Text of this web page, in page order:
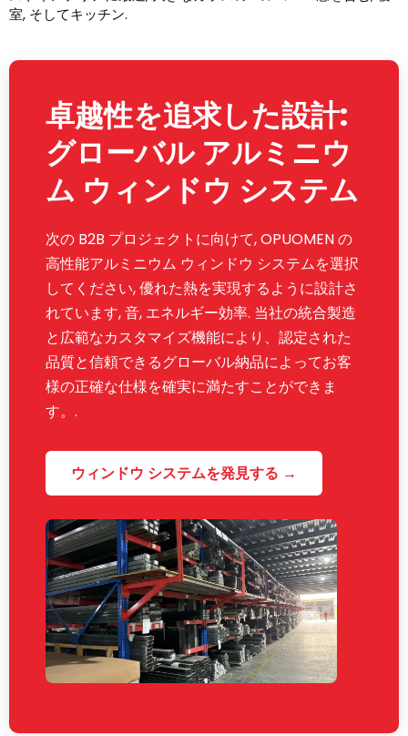
室, そしてキッチン.
卓越性を追求した設計:
グローバル アルミニウ
ム ウィンドウ システム
次の B2B プロジェクトに向けて, OPUOMEN の
高性能アルミニウム ウィンドウ システムを選択
してください, 優れた熱を実現するように設計さ
れています, 音, エネルギー効率. 当社の統合製造
と広範なカスタマイズ機能により、認定された
品質と信頼できるグローバル納品によってお客
様の正確な仕様を確実に満たすことができま
す。.
ウィンドウ システムを発見する →